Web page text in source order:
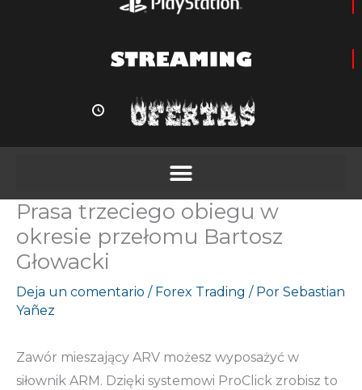
Prasa trzeciego obiegu w
okresie przełomu Bartosz
Głowacki
Deja un comentario / Forex Trading / Por Sebastian
Yañez
Zawór mieszający ARV możesz wyposażyć w
siłownik ARM. Dzięki systemowi ProClick zrobisz to